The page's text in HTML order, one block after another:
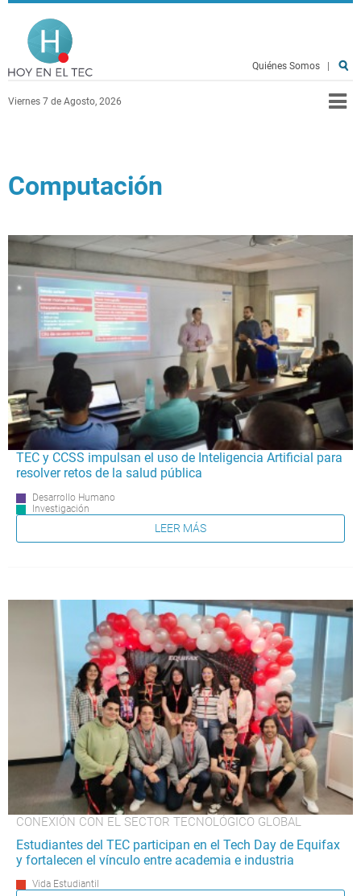
Pasar al contenido principal
Viernes 7 de Agosto, 2026
Quiénes Somos
Computación
TEC y CCSS impulsan el uso de Inteligencia Artificial para
resolver retos de la salud pública
Desarrollo Humano
Investigación
LEER MÁS
CONEXIÓN CON EL SECTOR TECNOLÓGICO GLOBAL
Estudiantes del TEC participan en el Tech Day de Equifax
y fortalecen el vínculo entre academia e industria
Vida Estudiantil